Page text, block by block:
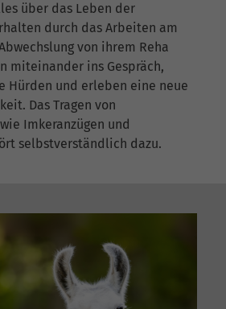
über das Leben der
durch das Arbeiten am
von ihrem Reha
miteinander ins Gespräch,
Hürden und erleben eine neue
Das Tragen von
Imkeranzügen und
selbstverständlich dazu.